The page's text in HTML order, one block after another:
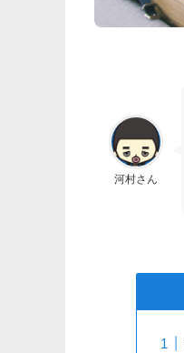
河村さん